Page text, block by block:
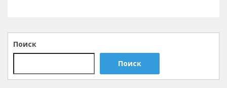
Поиск
Поиск